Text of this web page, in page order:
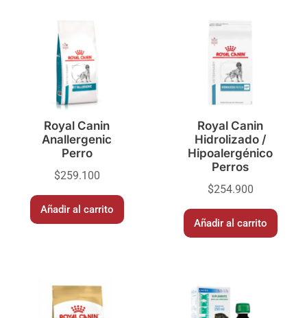
Royal Canin
Anallergenic
Perro
$259.100
Añadir al carrito
Royal Canin
Hidrolizado /
Hipoalergénico
Perros
$254.900
Añadir al carrito